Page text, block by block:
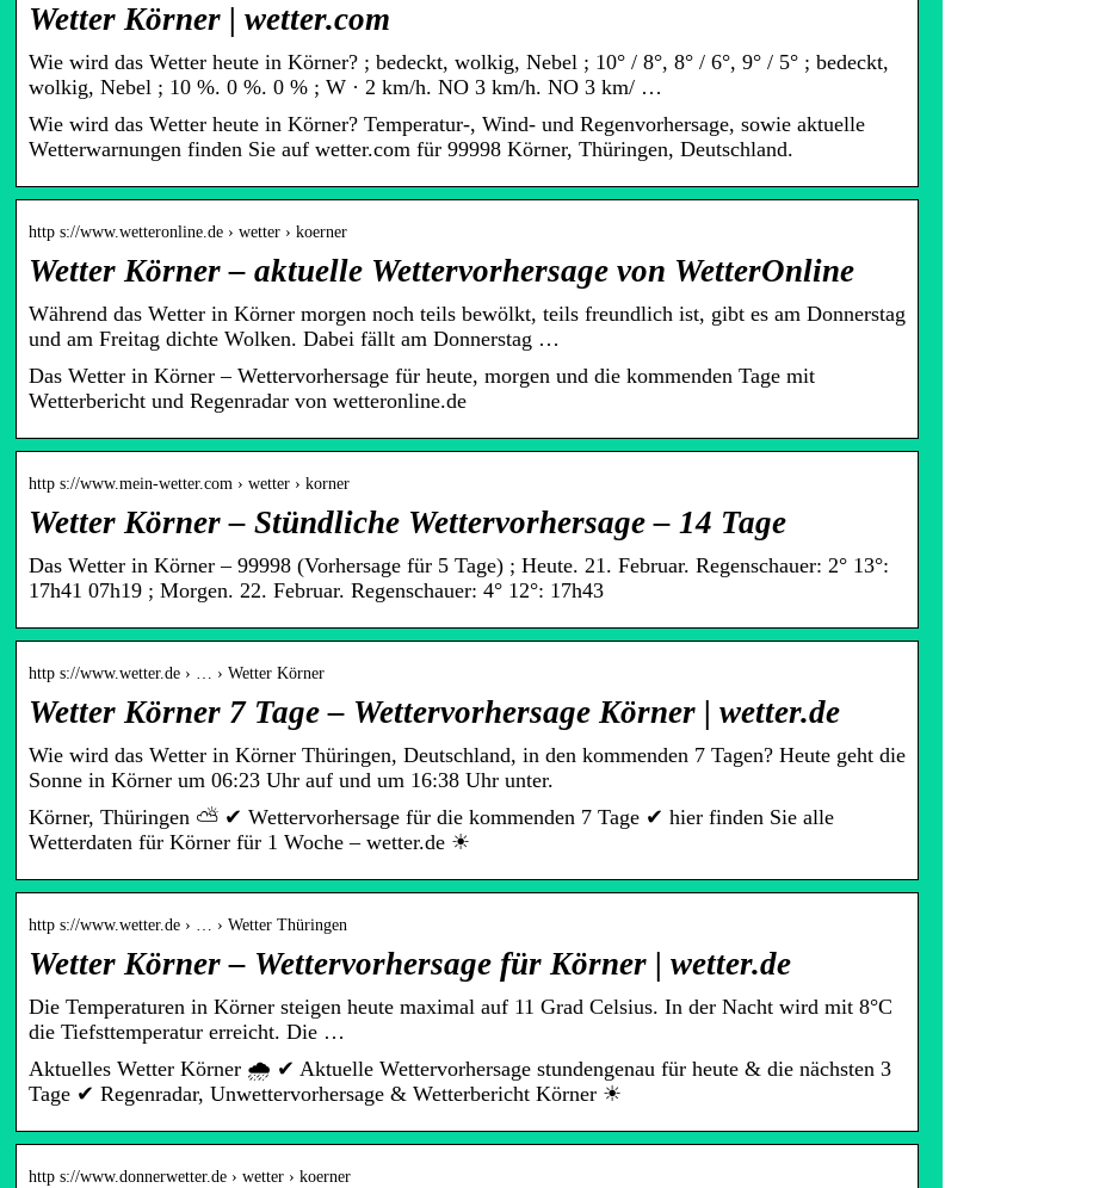
Wetter Körner | wetter.com
Wie wird das Wetter heute in Körner? ; bedeckt, wolkig, Nebel ; 10° / 8°, 8° / 6°, 9° / 5° ; bedeckt,
wolkig, Nebel ; 10 %. 0 %. 0 % ; W · 2 km/h. NO 3 km/h. NO 3 km/ …
Wie wird das Wetter heute in Körner? Temperatur-, Wind- und Regenvorhersage, sowie aktuelle
Wetterwarnungen finden Sie auf wetter.com für 99998 Körner, Thüringen, Deutschland.
http s://www.wetteronline.de › wetter › koerner
Wetter Körner – aktuelle Wettervorhersage von WetterOnline
Während das Wetter in Körner morgen noch teils bewölkt, teils freundlich ist, gibt es am Donnerstag
und am Freitag dichte Wolken. Dabei fällt am Donnerstag …
Das Wetter in Körner – Wettervorhersage für heute, morgen und die kommenden Tage mit
Wetterbericht und Regenradar von wetteronline.de
http s://www.mein-wetter.com › wetter › korner
Wetter Körner – Stündliche Wettervorhersage – 14 Tage
Das Wetter in Körner – 99998 (Vorhersage für 5 Tage) ; Heute. 21. Februar. Regenschauer: 2° 13°:
17h41 07h19 ; Morgen. 22. Februar. Regenschauer: 4° 12°: 17h43
http s://www.wetter.de › … › Wetter Körner
Wetter Körner 7 Tage – Wettervorhersage Körner | wetter.de
Wie wird das Wetter in Körner Thüringen, Deutschland, in den kommenden 7 Tagen? Heute geht die
Sonne in Körner um 06:23 Uhr auf und um 16:38 Uhr unter.
Körner, Thüringen ⛅ ✔ Wettervorhersage für die kommenden 7 Tage ✔ hier finden Sie alle
Wetterdaten für Körner für 1 Woche – wetter.de ☀
http s://www.wetter.de › … › Wetter Thüringen
Wetter Körner – Wettervorhersage für Körner | wetter.de
Die Temperaturen in Körner steigen heute maximal auf 11 Grad Celsius. In der Nacht wird mit 8°C
die Tiefsttemperatur erreicht. Die …
Aktuelles Wetter Körner 🌧️ ✔ Aktuelle Wettervorhersage stundengenau für heute & die nächsten 3
Tage ✔ Regenradar, Unwettervorhersage & Wetterbericht Körner ☀
http s://www.donnerwetter.de › wetter › koerner